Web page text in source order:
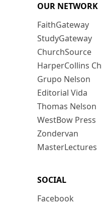
OUR NETWORK
FaithGateway
StudyGateway
ChurchSource
HarperCollins
Grupo Nelson
Editorial Vida
Thomas Nelson
WestBow Press
Zondervan
MasterLectures
SOCIAL
Facebook